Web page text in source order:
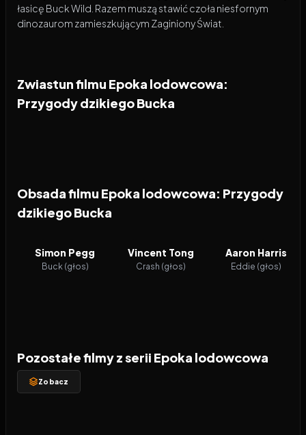
łasicę Buck Wild. Razem muszą stawić czoła niesfornym
dinozaurom zamieszkującym Zaginiony Świat.
Zwiastun filmu Epoka lodowcowa:
Przygody dzikiego Bucka
Obsada filmu Epoka lodowcowa: Przygody
dzikiego Bucka
Simon Pegg
Buck (głos)
Vincent Tong
Crash (głos)
Aaron Harris
Eddie (głos)
Pozostałe filmy z serii Epoka lodowcowa
Zobacz